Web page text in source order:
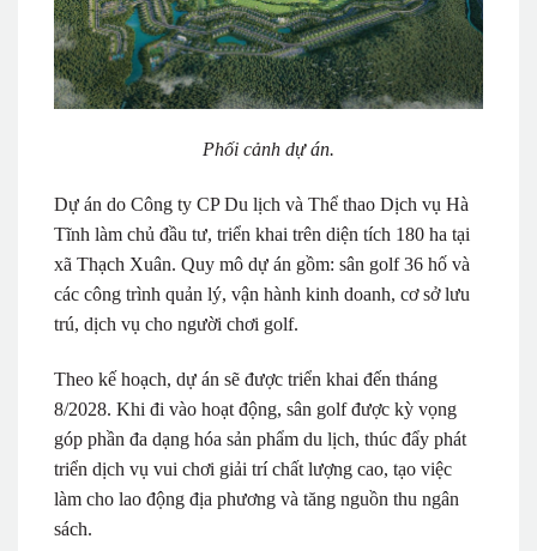
Phối cảnh dự án.
Dự án do Công ty CP Du lịch và Thể thao Dịch vụ Hà
Tĩnh làm chủ đầu tư, triển khai trên diện tích 180 ha tại
xã Thạch Xuân. Quy mô dự án gồm: sân golf 36 hố và
các công trình quản lý, vận hành kinh doanh, cơ sở lưu
trú, dịch vụ cho người chơi golf.
Theo kế hoạch, dự án sẽ được triển khai đến tháng
8/2028. Khi đi vào hoạt động, sân golf được kỳ vọng
góp phần đa dạng hóa sản phẩm du lịch, thúc đẩy phát
triển dịch vụ vui chơi giải trí chất lượng cao, tạo việc
làm cho lao động địa phương và tăng nguồn thu ngân
sách.